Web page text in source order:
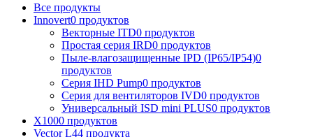
Все продукты
Innovert0 продуктов
Векторные ITD0 продуктов
Простая серия IRD0 продуктов
Пыле-влагозащищенные IPD (IP65/IP54)0
продуктов
Серия IHD Pump0 продуктов
Серия для вентиляторов IVD0 продуктов
Универсальный ISD mini PLUS0 продуктов
X1000 продуктов
Vector L44 продукта